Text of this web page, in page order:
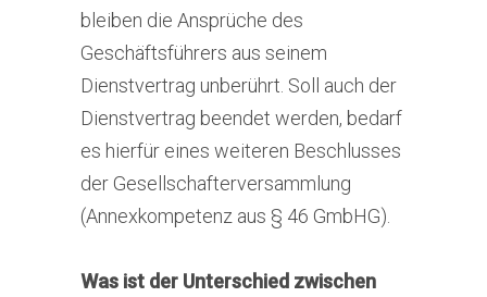
bleiben die Ansprüche des
Geschäftsführers aus seinem
Dienstvertrag unberührt. Soll auch der
Dienstvertrag beendet werden, bedarf
es hierfür eines weiteren Beschlusses
der Gesellschafterversammlung
(Annexkompetenz aus § 46 GmbHG).
Was ist der Unterschied zwischen